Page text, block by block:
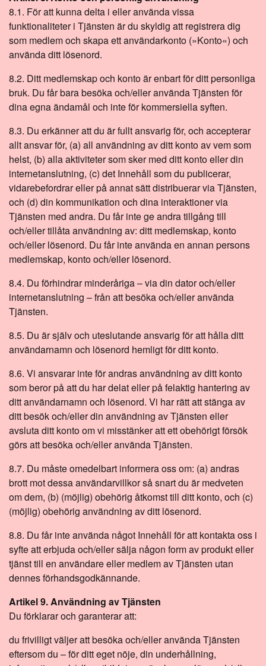
8.1. För att kunna delta i eller använda vissa
funktionaliteter i Tjänsten är du skyldig att registrera dig
som medlem och skapa ett användarkonto (»Konto«) och
använda ditt lösenord.
8.2. Ditt medlemskap och konto är enbart för ditt personliga
bruk. Du får bara besöka och/eller använda Tjänsten för
dina egna ändamål och inte för kommersiella syften.
8.3. Du erkänner att du är fullt ansvarig för, och accepterar
allt ansvar för, (a) all användning av ditt konto av vem som
helst, (b) alla aktiviteter som sker med ditt konto eller din
internetanslutning, (c) det Innehåll som du publicerar,
vidarebefordrar eller på annat sätt distribuerar via Tjänsten,
och (d) din kommunikation och dina interaktioner via
Tjänsten med andra. Du får inte ge andra tillgång till
och/eller tillåta användning av: ditt medlemskap, konto
och/eller lösenord. Du får inte använda en annan persons
medlemskap, konto och/eller lösenord.
8.4. Du förhindrar minderåriga – via din dator och/eller
internetanslutning – från att besöka och/eller använda
Tjänsten.
8.5. Du är själv och uteslutande ansvarig för att hålla ditt
användarnamn och lösenord hemligt för ditt konto.
8.6. Vi ansvarar inte för andras användning av ditt konto
som beror på att du har delat eller på felaktig hantering av
ditt användarnamn och lösenord. Vi har rätt att stänga av
ditt besök och/eller din användning av Tjänsten eller
avsluta ditt konto om vi misstänker att ett obehörigt försök
görs att besöka och/eller använda Tjänsten.
8.7. Du måste omedelbart informera oss om: (a) andras
brott mot dessa användarvillkor så snart du är medveten
om dem, (b) (möjlig) obehörig åtkomst till ditt konto, och (c)
(möjlig) obehörig användning av ditt lösenord.
8.8. Du får inte använda något Innehåll för att kontakta oss i
syfte att erbjuda och/eller sälja någon form av produkt eller
tjänst till en användare eller medlem av Tjänsten utan
dennes förhandsgodkännande.
Artikel 9. Användning av Tjänsten
Du förklarar och garanterar att:
du frivilligt väljer att besöka och/eller använda Tjänsten
eftersom du – för ditt eget nöje, din underhållning,